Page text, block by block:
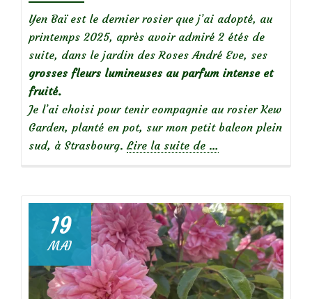
Yen Baï est le dernier rosier que j’ai adopté, au
printemps 2025, après avoir admiré 2 étés de
suite, dans le jardin des Roses André Eve, ses
grosses fleurs lumineuses au parfum intense et
fruité.
Je l’ai choisi pour tenir compagnie au rosier Kew
Garden, planté en pot, sur mon petit balcon plein
sud, à Strasbourg. Lire la suite de
Focus
sur
le
…
19
MAI